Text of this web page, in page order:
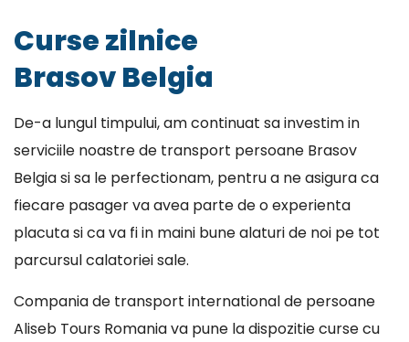
Curse zilnice
Brasov Belgia
De-a lungul timpului, am continuat sa investim in
serviciile noastre de transport persoane Brasov
Belgia si sa le perfectionam, pentru a ne asigura ca
fiecare pasager va avea parte de o experienta
placuta si ca va fi in maini bune alaturi de noi pe tot
parcursul calatoriei sale.
Compania de transport international de persoane
Aliseb Tours Romania va pune la dispozitie curse cu